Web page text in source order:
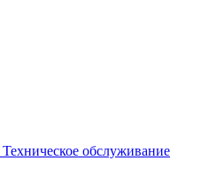
Техническое обслуживание